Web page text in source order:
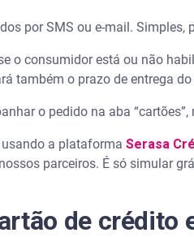
por SMS ou e-mail. Simples,
o consumidor está ou não
também o prazo de entrega
o pedido na aba “cartões”,
a plataforma Serasa
parceiros. É só simular
de crédito